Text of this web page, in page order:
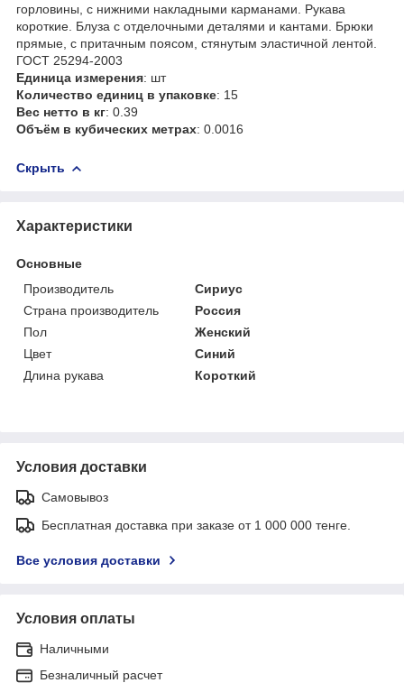
горловины, с нижними накладными карманами. Рукава
короткие. Блуза с отделочными деталями и кантами. Брюки
прямые, с притачным поясом, стянутым эластичной лентой.
ГОСТ 25294-2003
Единица измерения: шт
Количество единиц в упаковке: 15
Вес нетто в кг: 0.39
Объём в кубических метрах: 0.0016
Скрыть
Характеристики
Основные
Производитель
Сириус
Страна производитель
Россия
Пол
Женский
Цвет
Синий
Длина рукава
Короткий
Условия доставки
Самовывоз
Бесплатная доставка при заказе от 1 000 000 тенге.
Все условия доставки
Условия оплаты
Наличными
Безналичный расчет